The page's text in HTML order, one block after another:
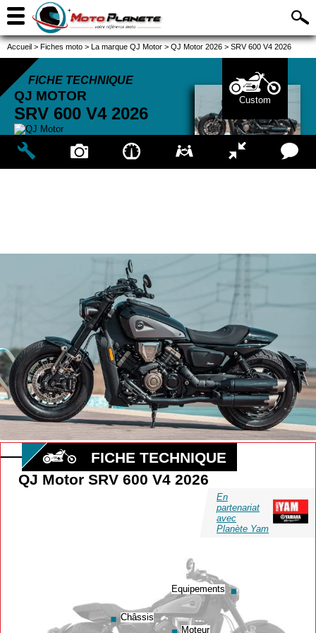
Accueil > Fiches moto > La marque QJ Motor > QJ Motor 2026 > SRV 600 V4 2026
FICHE TECHNIQUE
QJ MOTOR
SRV 600 V4 2026
Custom
FICHE TECHNIQUE
QJ Motor SRV 600 V4 2026
En
partenariat
avec
Planète Yam
Châssis
Châssis
Moteur
Moteur
Equipements
Equipements